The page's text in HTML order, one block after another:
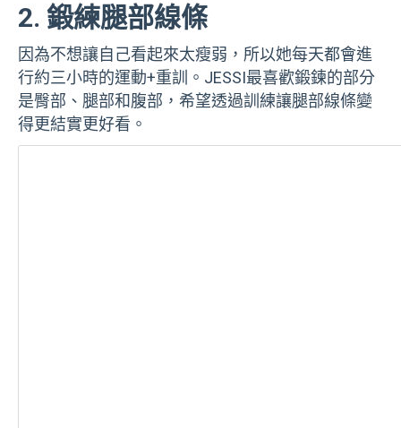
2. 鍛練腿部線條
因為不想讓自己看起來太瘦弱，所以她每天都會進
行約三小時的運動+重訓。JESSI最喜歡鍛鍊的部分
是臀部、腿部和腹部，希望透過訓練讓腿部線條變
得更結實更好看。